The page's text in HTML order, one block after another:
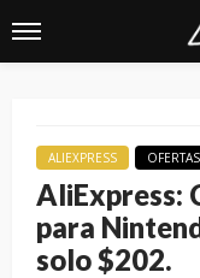
ALIEXPRESS
AliExpress:
para
solo $202.